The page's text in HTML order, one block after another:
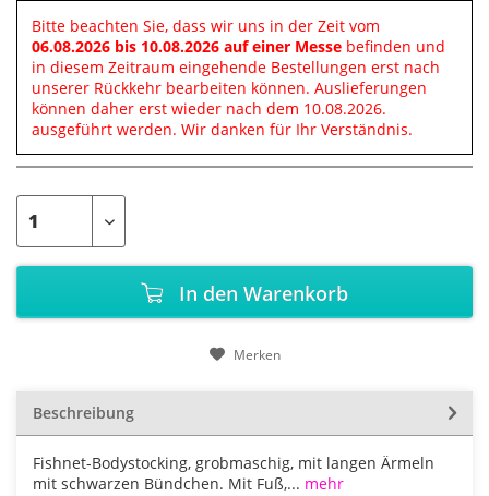
Bitte beachten Sie, dass wir uns in der Zeit vom
06.08.2026 bis 10.08.2026 auf einer Messe befinden und
in diesem Zeitraum eingehende Bestellungen erst nach
unserer Rückkehr bearbeiten können. Auslieferungen
können daher erst wieder nach dem 10.08.2026.
ausgeführt werden. Wir danken für Ihr Verständnis.
In den Warenkorb
Merken
Beschreibung
Fishnet-Bodystocking, grobmaschig, mit langen Ärmeln
mit schwarzen Bündchen. Mit Fuß,... mehr